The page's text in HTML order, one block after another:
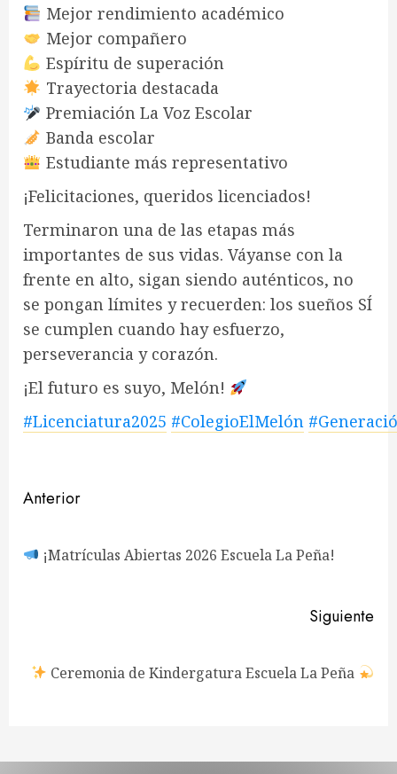
Mejor rendimiento académico
Mejor compañero
Espíritu de superación
Trayectoria destacada
Premiación La Voz Escolar
Banda escolar
Estudiante más representativo
¡Felicitaciones, queridos licenciados!
Terminaron una de las etapas más
importantes de sus vidas. Váyanse con la
frente en alto, sigan siendo auténticos, no
se pongan límites y recuerden: los sueños SÍ
se cumplen cuando hay esfuerzo,
perseverancia y corazón.
¡El futuro es suyo, Melón!
#Licenciatura2025 #ColegioElMelón
Navegación
entradas
Anterior
¡Matrículas Abiertas 2026 Escuela La Peña!
Siguiente
Siguiente
Ceremonia de Kindergatura Escuela La Peña